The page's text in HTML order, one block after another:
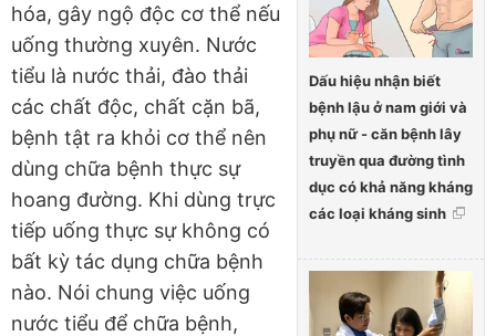
Dấu hiệu nhận biết
bệnh lậu ở nam giới và
phụ nữ - căn bệnh lây
truyền qua đường tình
dục có khả năng kháng
các loại kháng sinh
hóa, gây ngộ độc cơ thể nếu
uống thường xuyên. Nước
tiểu là nước thải, đào thải
các chất độc, chất cặn bã,
bệnh tật ra khỏi cơ thể nên
dùng chữa bệnh thực sự
hoang đường. Khi dùng trực
tiếp uống thực sự không có
bất kỳ tác dụng chữa bệnh
nào. Nói chung việc uống
nước tiểu để chữa bệnh,